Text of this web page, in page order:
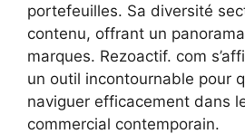
portefeuilles. Sa diversité
contenu, offrant un
marques. Rezoactif. com
un outil incontournable pour
naviguer efficacement dans
commercial contemporain.